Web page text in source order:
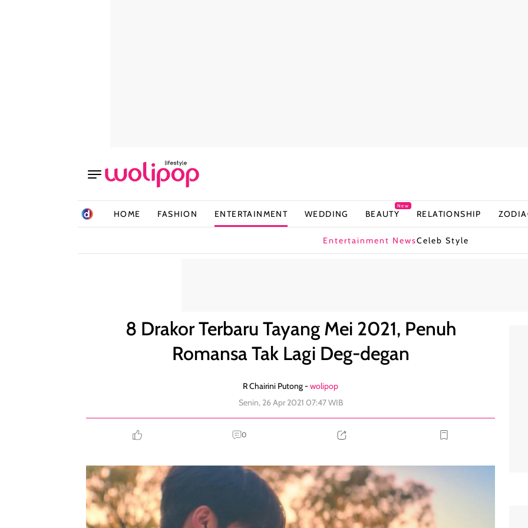
HOME FASHION ENTERTAINMENT WEDDING BEAUTY
New
RELATIONSHIP
Entertainment NewsCeleb Style
8 Drakor Terbaru Tayang Mei 2021, Penuh
Romansa Tak Lagi Deg-degan
R Chairini Putong -wolipop
Senin, 26 Apr 2021 07:47 WIB
0